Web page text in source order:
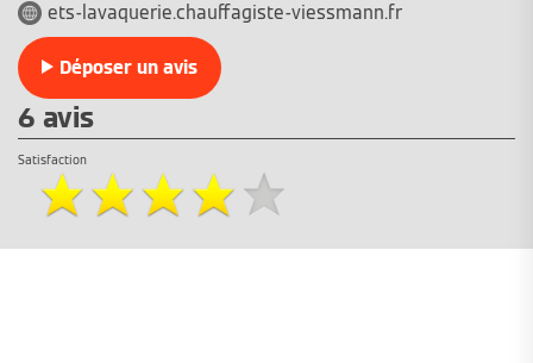
ets-lavaquerie.chauffagiste-viessmann.fr
Déposer un avis
6 avis
Satisfaction